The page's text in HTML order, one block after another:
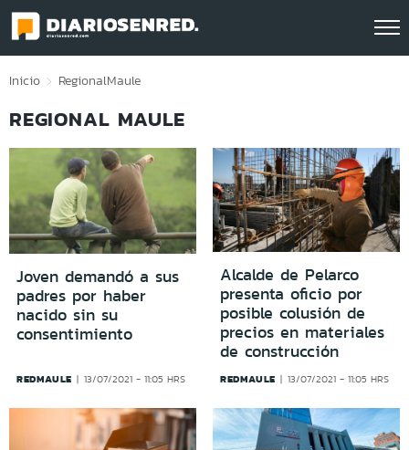
Click acá para ir directamente al contenido
Inicio RegionalMaule
REGIONAL MAULE
Joven demandó a sus
padres por haber
nacido sin su
consentimiento
REDMAULE 13/07/2021 - 11:05 HRS
Alcalde de Pelarco
presenta oficio por
posible colusión de
precios en materiales
de construcción
REDMAULE 13/07/2021 - 11:05 HRS